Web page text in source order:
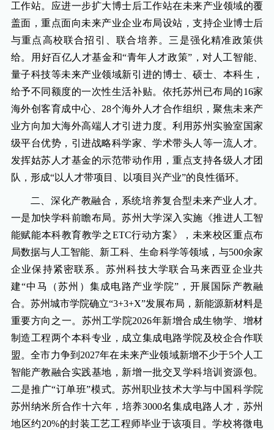
工作站。应进一步扩大博士后工作站在未来产业领域的覆
盖面，重点面向未来产业企业布局设站，支持企业博士后
与重点高校联合招引、联合培养。三是强化精准政策供
给。用好百亿人才基金和“青年人才政策”，对人工智能、
量子科技等未来产业领域新引进的博士、硕士、本科生，
给予不同额度的一次性生活补贴。依托苏州已布局的16家
海外创客育成中心、28个海外人才合作组织，聚焦未来产
业方向加大海外高端人才引进力度。利用苏州实验室国家
级平台优势，引进战略科学家、学术带头人等一流人才。
发挥姑苏人才基金的示范带动作用，重点支持各级人才团
队，形成“以人才带项目、以项目兴产业”的良性循环。
二、深化产教融合，系统培养复合型未来产业人才。
一是加快学科前瞻布局。苏州大学深入实施《推进人工智
能赋能本科教育教学之ETC行动方案》，未来校区重点布
局数据与人工智能、新工科、生命科学等领域，与500余家
企业保持紧密联系。苏州科技大学联合马来西亚企业共
建“中马（苏州）集成电路产业学院”，开展国际产教融
合。苏州城市学院确立“3+3+X”发展布局，新能源新材料是
重要方向之一。苏州工学院2026年新增合成生物学、增材
制造工程两个本科专业，成立集成电路学院及校企合作联
盟。全市力争到2027年在未来产业领域新增不少于5个人工
智能产教融合实践基地，新增一批交叉学科培训资源包。
二是推广“订单班”模式。苏州职业技术大学与中国科学院
苏州纳米所合作十六年，培养3000名集成电路人才，苏州
地区约20%的封装工艺工程师毕业于该项目。学校将微电